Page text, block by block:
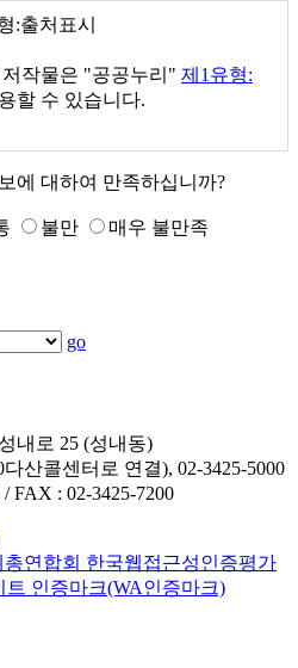
작물은 "공공누리" 제1유형:
할 수 있습니다.
에 대하여 만족하십니까?
불만
매우 불만족
go
내로 25 (성내동)
산콜센터로 연결), 02-3425-5000
FAX : 02-3425-7200